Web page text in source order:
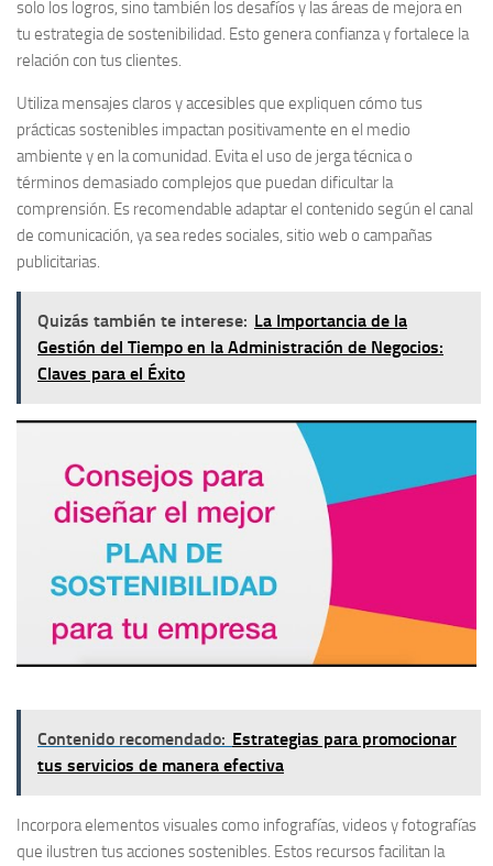
solo los logros, sino también los desafíos y las áreas de mejora en
tu estrategia de sostenibilidad. Esto genera confianza y fortalece la
relación con tus clientes.
Utilizamensajes claros y accesiblesque expliquen cómo tus
prácticas sostenibles impactan positivamente en el medio
ambiente y en la comunidad. Evita el uso de jerga técnica o
términos demasiado complejos que puedan dificultar la
comprensión. Es recomendable adaptar el contenido según el canal
de comunicación, ya sea redes sociales, sitio web o campañas
publicitarias.
Quizás también te interese: La Importancia de la
Gestión del Tiempo en la Administración de Negocios:
Claves para el Éxito
Contenido recomendado: Estrategias para promocionar
tus servicios de manera efectiva
Incorporaelementos visualescomo infografías, videos y fotografías
que ilustren tus acciones sostenibles. Estos recursos facilitan la